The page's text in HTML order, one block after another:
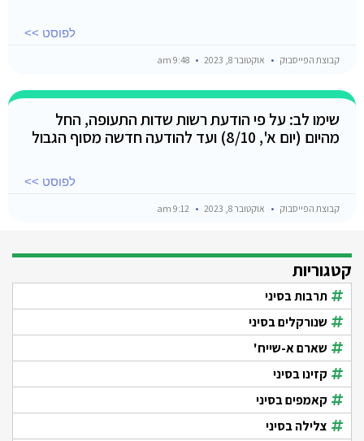
לפוסט >>
קבוצת הפייסבוק אוקטובר 8, 2023
שימו לב: על פי הודעת רשות שדות התעופה, החל
מהיום (יום א', 8/10) ועד להודעה חדשה מסוף הגבול
לפוסט >>
קבוצת הפייסבוק אוקטובר 8, 2023
קטגוריות
תרבות בסיני
שנורקלים בסיני
שארם א-שייח'
קזינו בסיני
קאמפים בסיני
צלילה בסיני